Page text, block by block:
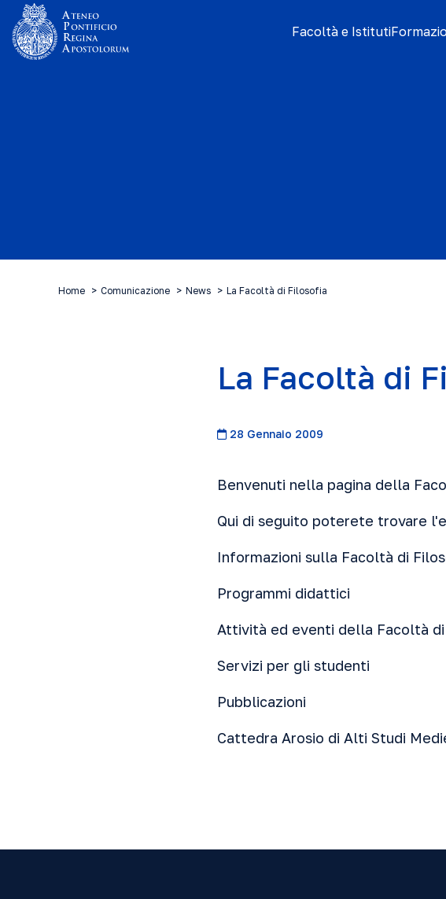
Facoltà e Istituti
Home Comunicazione News La Facoltà di Filosofia
La Facoltà di
28 Gennaio 2009
Benvenuti nella pagina della
Qui di seguito poterete trovare
Informazioni sulla Facoltà di
Programmi didattici
Attività ed eventi della Facoltà
Servizi per gli studenti
Pubblicazioni
Cattedra Arosio di Alti Studi